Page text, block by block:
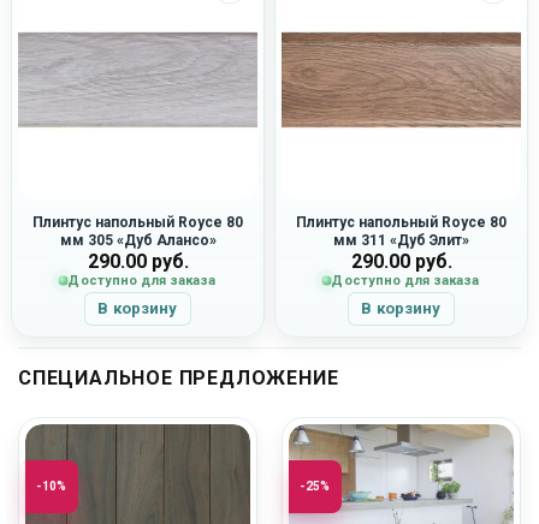
Плинтус напольный Royce 80
мм 305 «Дуб Алансо»
290.00руб.
Доступно для заказа
В корзину
Плинтус напольный Royce 80
мм 311 «Дуб Элит»
290.00руб.
Доступно для заказа
В корзину
СПЕЦИАЛЬНОЕ ПРЕДЛОЖЕНИЕ
-10% -25%